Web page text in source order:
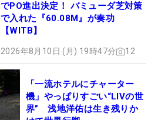
でPO進出決定！ バミューダ芝対策
で入れた『60.08M』が奏功
【WITB】
2026年8月10日 (月) 19時47分 12
「一流ホテルにチャーター
機」やっぱりすごい“LIVの世
界” 浅地洋佑は生き残りか